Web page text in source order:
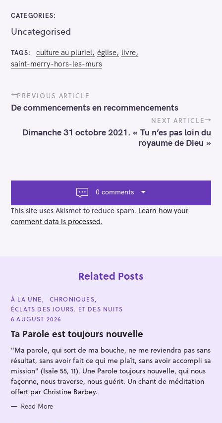
CATEGORIES
Uncategorised
TAGS culture au pluriel église
livre
saint-merry-hors-les-murs
P
o
s
a
o
n
PREVIOUS ARTICLE
De commencements en recommencements
NEXT ARTICLE
Dimanche 31 octobre 2021. « Tu n’es pas loin du
royaume de Dieu »
0 comments
This site uses Akismet to reduce spam. Learn how your
comment data is processed.
Related Posts
C
A
T
E
G
O
R
E
À LA UNE
CHRONIQUES
ÉCLATS DES JOURS. ET DES NUITS
6 AUGUST 2026
Ta Parole est toujours nouvelle
"Ma parole, qui sort de ma bouche, ne me reviendra pas sans
résultat, sans avoir fait ce qui me plaît, sans avoir accompli sa
mission" (Isaïe 55, 11). Une Parole toujours nouvelle, qui nous
façonne, nous traverse, nous guérit. Un chant de méditation
offert par Christine Barbey.
Read More
S
c
f
o